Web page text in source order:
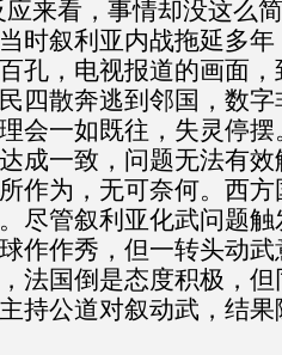
来看，事情却没这么
时叙利亚内战拖延多
孔，电视报道的画面
四散奔逃到邻国，数
会一如既往，失灵停
成一致，问题无法有效
作为，无可奈何。西
尽管叙利亚化武问题
作作秀，但一转头动
法国倒是态度积极，
持公道对叙动武，结